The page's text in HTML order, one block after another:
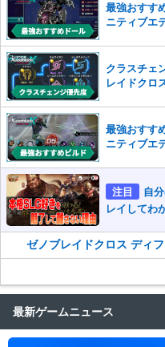
最強おすす
ニティブエ
クラスチェ
レイドクロ
最強おすす
ニティブエ
注目
自
レイしてわ
ゼノブレイドクロス ディ
最新ゲームニュース